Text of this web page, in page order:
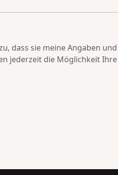
dass sie meine Angaben
jederzeit die Möglichkeit Ihre